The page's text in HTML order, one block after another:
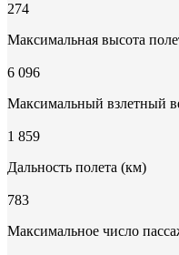
274
Максимальная высота
6 096
Максимальный взлетный
1 859
Дальность полета (км)
783
Максимальное число